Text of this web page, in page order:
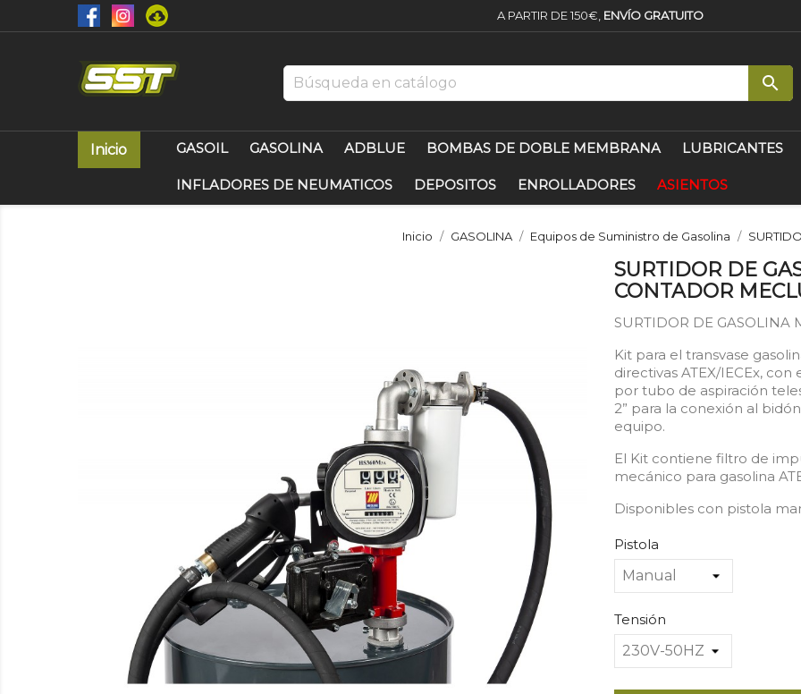
A PARTIR DE 150€, ENVÍO GRATUITO

Inicio GASOIL GASOLINA ADBLUE BOMBAS DE DOBLE MEMBRANA LUBRICANTES
INFLADORES DE NEUMATICOS DEPOSITOS ENROLLADORES ASIENTOS
Inicio GASOLINA Equipos de Suministro de Gasolina
SURTIDOR DE
CONTADOR
SURTIDOR DE GASOLINA
Kit para el transvase
directivas ATEX/IECEx,
por tubo de aspiración
2” para la conexión al
equipo.
El Kit contiene filtro de
mecánico para gasolina
Disponibles con pistola
Pistola
Tensión